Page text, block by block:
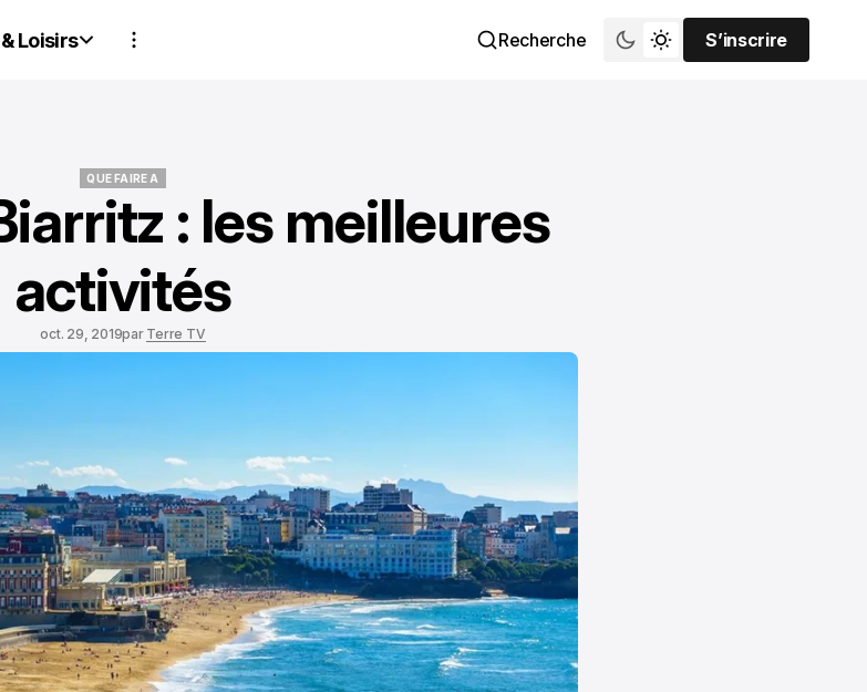
Loisirs Recherche
S’inscrire
S’inscrire
QUE FAIRE A
QUE FAIRE A
: les meilleures
activités
oct. 29, 2019par Terre TV